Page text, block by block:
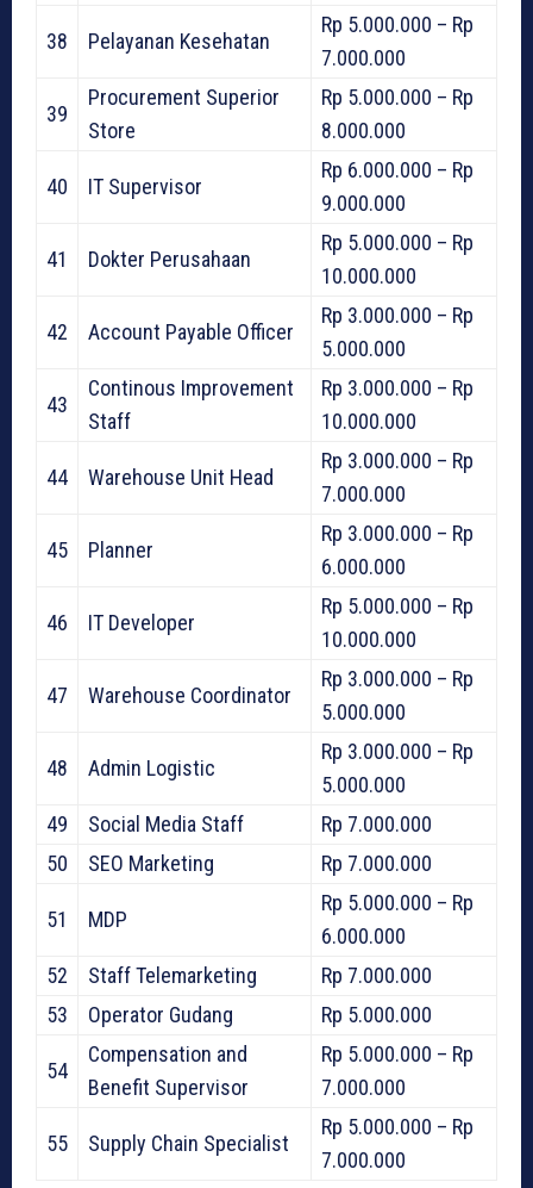
38 Pelayanan Kesehatan
Rp 5.000.000 – Rp
7.000.000
39
Procurement Superior
Store
Rp 5.000.000 – Rp
8.000.000
40 IT Supervisor
Rp 6.000.000 – Rp
9.000.000
41 Dokter Perusahaan
Rp 5.000.000 – Rp
10.000.000
42 Account Payable Officer
Rp 3.000.000 – Rp
5.000.000
43
Continous Improvement
Staff
Rp 3.000.000 – Rp
10.000.000
44 Warehouse Unit Head
Rp 3.000.000 – Rp
7.000.000
45 Planner
Rp 3.000.000 – Rp
6.000.000
46 IT Developer
Rp 5.000.000 – Rp
10.000.000
47 Warehouse Coordinator
Rp 3.000.000 – Rp
5.000.000
48 Admin Logistic
Rp 3.000.000 – Rp
5.000.000
49
Social Media Staff
Rp 7.000.000
50
SEO Marketing Rp 7.000.000
51 MDP
Rp 5.000.000 – Rp
6.000.000
52
Staff Telemarketing
Rp 7.000.000
53
Operator Gudang Rp 5.000.000
54
Compensation and
Benefit Supervisor
Rp 5.000.000 – Rp
7.000.000
55 Supply Chain Specialist
Rp 5.000.000 – Rp
7.000.000